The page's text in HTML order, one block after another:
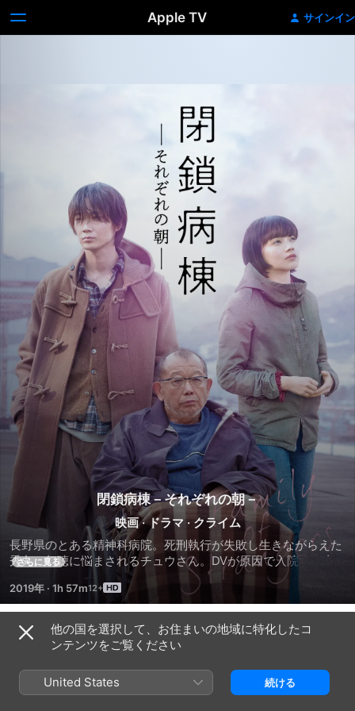
Apple TV サインイン
閉鎖病棟－それぞれの朝－
映画 ·ドラマ ·クライム
長野県のとある精神科病院。死刑執行が失敗し生きながらえた
秀丸。幻聴に悩まされるチュウさん。DVが原因で入院する由
紀。彼らは家族や世間から遠ざけられても、明るく生きようと
していた。そんな日常を一変させる殺人事件が院内で起こっ
た。彼らの日常に影を落とす衝撃的な事件はなぜ起きたのか。
それでも「今」を生きていく理由とはなにか。法廷で明かされ
る真実が、こわれそうな人生を夜明けへと導く―――。【第
43回日本アカデミー賞 優秀作品賞、優秀監督賞、優秀主演男
優賞ほか11部門受賞作品】
さらに見る
2019年 · 1h 57m
予告編
他の国を選択して、お住まいの地域に特化したコ
ンテンツをご覧ください
United States 続ける